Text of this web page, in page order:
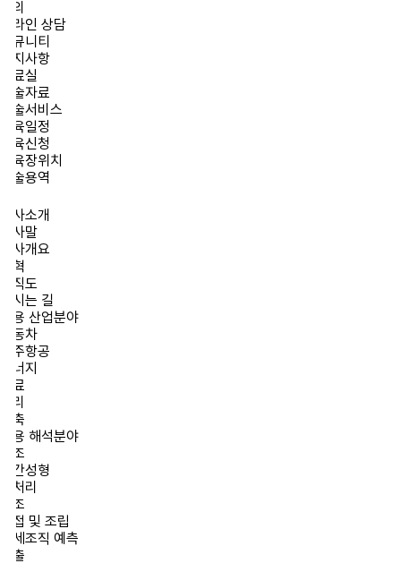
인 상담
니티
사항
실
자료
서비스
일정
신청
장위치
용역
소개
말
개요
도
는 길
산업분야
차
항공
지
해석분야
성형
리
및 조립
조직 예측